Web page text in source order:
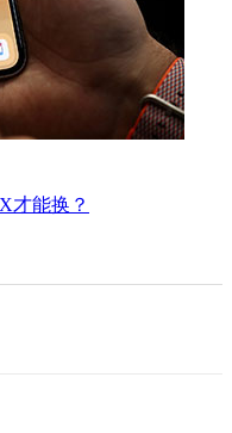
才能换？